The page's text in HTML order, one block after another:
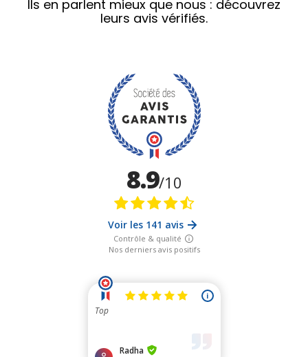
Ils en parlent mieux que nous : découvrez
leurs avis vérifiés.